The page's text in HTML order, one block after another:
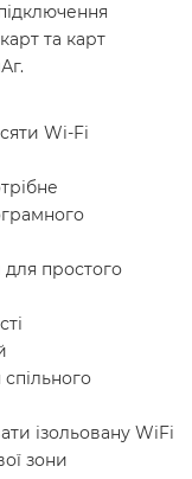
та карт
Wi-Fi
простого
ізольовану WiFi
зони